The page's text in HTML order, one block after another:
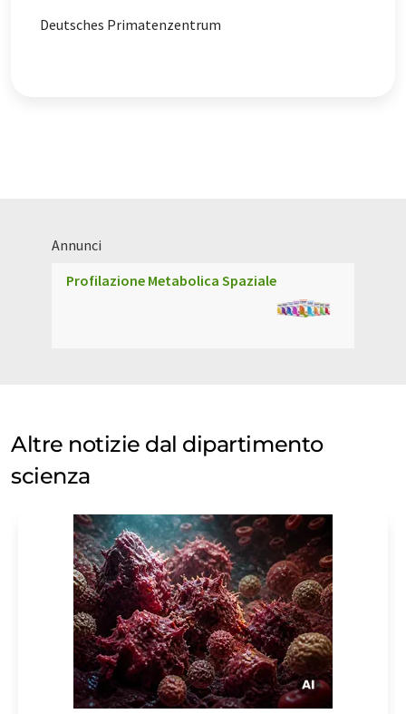
Deutsches Primatenzentrum
Annunci
Profilazione Metabolica Spaziale
Altre notizie dal dipartimento
scienza